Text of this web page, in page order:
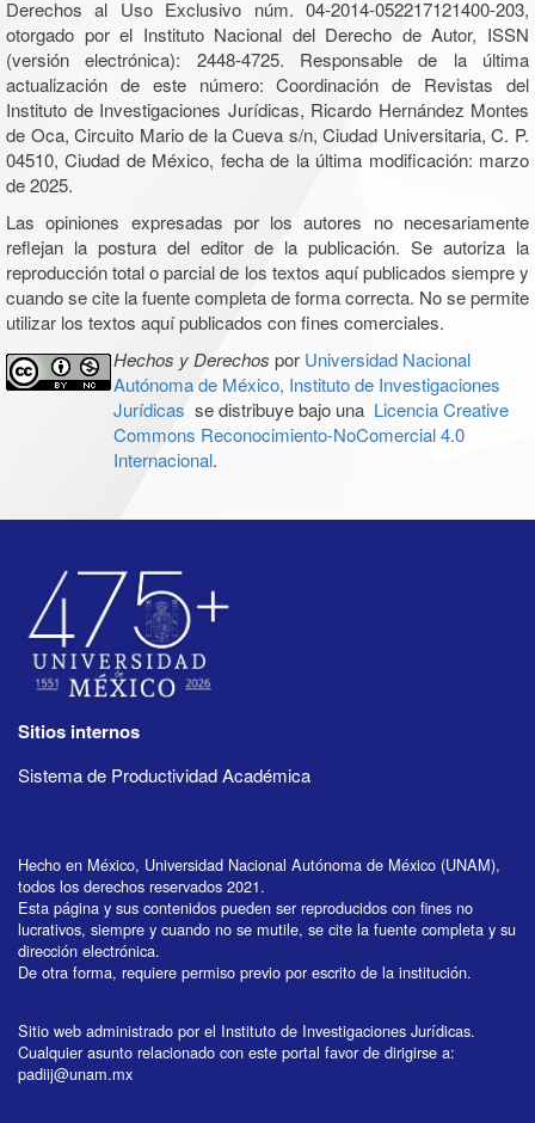
Derechos al Uso Exclusivo núm. 04-2014-052217121400-203,
otorgado por el Instituto Nacional del Derecho de Autor, ISSN
(versión electrónica): 2448-4725. Responsable de la última
actualización de este número: Coordinación de Revistas del
Instituto de Investigaciones Jurídicas, Ricardo Hernández Montes
de Oca, Circuito Mario de la Cueva s/n, Ciudad Universitaria, C. P.
04510, Ciudad de México, fecha de la última modificación: marzo
de 2025.
Las opiniones expresadas por los autores no necesariamente
reflejan la postura del editor de la publicación. Se autoriza la
reproducción total o parcial de los textos aquí publicados siempre y
cuando se cite la fuente completa de forma correcta. No se permite
utilizar los textos aquí publicados con fines comerciales.
Hechos y Derechos por Universidad Nacional
Autónoma de México, Instituto de Investigaciones
Jurídicas se distribuye bajo una Licencia Creative
Commons Reconocimiento-NoComercial 4.0
Internacional.
Sitios internos
Sistema de Productividad Académica
Hecho en México, Universidad Nacional Autónoma de México (UNAM),
todos los derechos reservados 2021.
Esta página y sus contenidos pueden ser reproducidos con fines no
lucrativos, siempre y cuando no se mutile, se cite la fuente completa y su
dirección electrónica.
De otra forma, requiere permiso previo por escrito de la institución.
Sitio web administrado por el Instituto de Investigaciones Jurídicas.
Cualquier asunto relacionado con este portal favor de dirigirse a:
padiij@unam.mx